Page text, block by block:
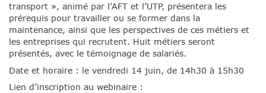
transport », animé par l’AFT et l’UTP, présentera les
prérequis pour travailler ou se former dans la
maintenance, ainsi que les perspectives de ces métiers et
les entreprises qui recrutent. Huit métiers seront
présentés, avec le témoignage de salariés.
Date et horaire : le vendredi 14 juin, de 14h30 à 15h30
Lien d’inscription au webinaire :